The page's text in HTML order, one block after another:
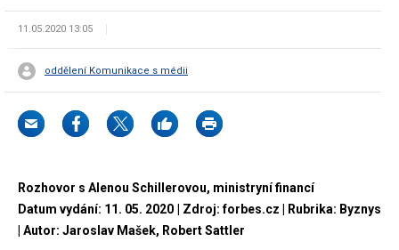
11.05.2020 13:05
oddělení Komunikace s médii
Rozhovor s Alenou Schillerovou, ministryní financí
Datum vydání: 11. 05. 2020 | Zdroj: forbes.cz | Rubrika: Byznys
| Autor: Jaroslav Mašek, Robert Sattler